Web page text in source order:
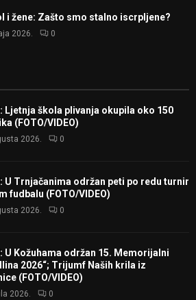
i žene: Zašto smo stalno iscrpljene?
2026. 0
Ljetnja škola plivanja okupila oko 150
(FOTO/VIDEO)
2026. 0
U Trnjačanima održan peti po redu turnir
fudbalu (FOTO/VIDEO)
2026. 0
U Kožuhama održan 15. Memorijalni
2026“; Trijumf Naših krila iz
(FOTO/VIDEO)
2026. 0